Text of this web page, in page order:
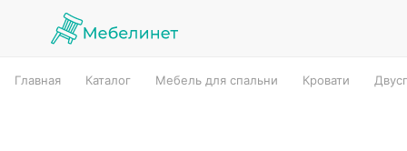
Главная Каталог Мебель для спальни Кровати